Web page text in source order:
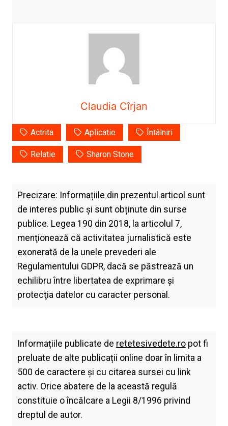
Claudia Cîrjan
Actrita Aplicatie Întâlniri
Relatie Sharon Stone
Precizare: Informațiile din prezentul articol sunt
de interes public și sunt obținute din surse
publice. Legea 190 din 2018, la articolul 7,
menţionează că activitatea jurnalistică este
exonerată de la unele prevederi ale
Regulamentului GDPR, dacă se păstrează un
echilibru între libertatea de exprimare şi
protecţia datelor cu caracter personal.
Informațiile publicate de retetesivedete.ropot fi
preluate de alte publicații online doar în limita a
500 de caractere și cu citarea sursei cu link
activ. Orice abatere de la această regulă
constituie o încălcare a Legii 8/1996 privind
dreptul de autor.